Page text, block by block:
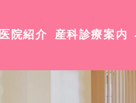
医院紹介 産科診療案内